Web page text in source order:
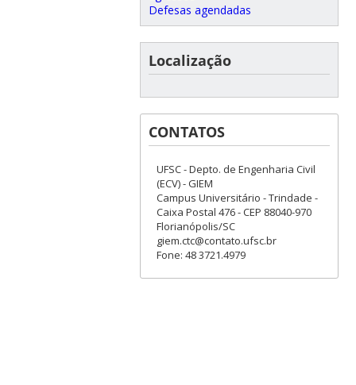
Defesas agendadas
Localização
CONTATOS
UFSC - Depto. de Engenharia Civil
(ECV) - GIEM
Campus Universitário - Trindade -
Caixa Postal 476 - CEP 88040-970
Florianópolis/SC
giem.ctc@contato.ufsc.br
Fone: 48 3721.4979